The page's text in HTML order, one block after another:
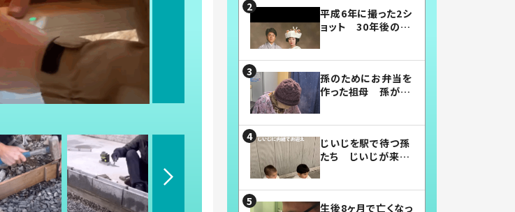
平成6年に撮った2シ
ョット 30年後の姿
孫のためにお弁当を
作った祖母 孫が絶
じいじを駅で待つ孫
たち じいじが来た
生後8ヶ月で亡くなっ